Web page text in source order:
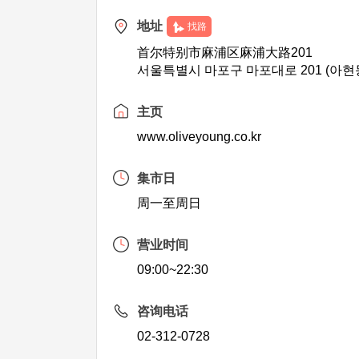
地址 找路
首尔特别市麻浦区麻浦大路201
서울특별시 마포구 마포대로 201 (아
主页
www.oliveyoung.co.kr
集市日
周一至周日
营业时间
09:00~22:30
咨询电话
02-312-0728